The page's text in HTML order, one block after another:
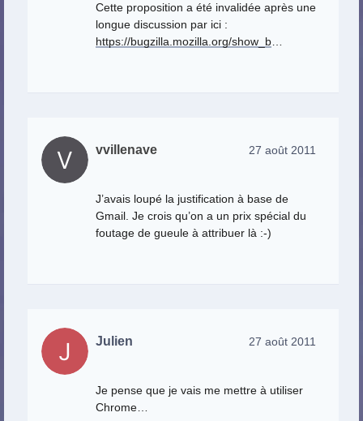
Cette proposition a été invalidée après une
longue discussion par ici :
https://bugzilla.mozilla.org/show_b…
vvillenave 27 août 2011
J’avais loupé la justification à base de
Gmail. Je crois qu’on a un prix spécial du
foutage de gueule à attribuer là :-)
Julien 27 août 2011
Je pense que je vais me mettre à utiliser
Chrome…